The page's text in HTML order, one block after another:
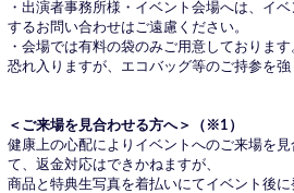
・出演者事務所様・イベント会場へは、イ
するお問い合わせはご遠慮ください。
・会場では有料の袋のみご用意しております
恐れ入りますが、エコバッグ等のご持参を強
＜ご来場を見合わせる方へ＞（※1）
健康上の心配によりイベントへのご来場を
て、返金対応はできかねますが、
商品と特典生写真を着払いにてイベント後に